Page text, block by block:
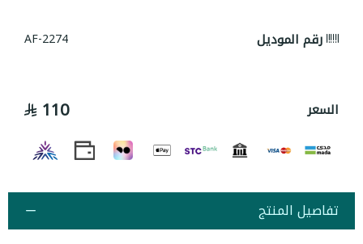
رقم الموديل AF-2274
السعر 110
تفاصيل المنتج